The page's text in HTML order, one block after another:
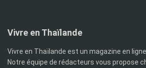
Vivre en Thaïlande
Vivre en Thaïlande est un magazine en
Notre équipe de rédacteurs vous propose